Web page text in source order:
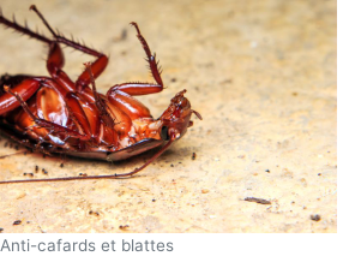
Anti-cafards et blattes